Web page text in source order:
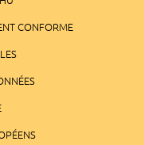
CONFORME